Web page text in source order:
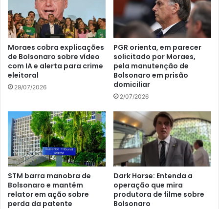
Moraes cobra explicações
de Bolsonaro sobre vídeo
com IA e alerta para crime
eleitoral
29/07/2026
PGR orienta, em parecer
solicitado por Moraes,
pela manutenção de
Bolsonaro em prisão
domiciliar
2/07/2026
STM barra manobra de
Bolsonaro e mantém
relator em ação sobre
perda da patente
Dark Horse: Entenda a
operação que mira
produtora de filme sobre
Bolsonaro